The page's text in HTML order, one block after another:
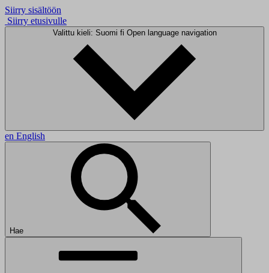
Siirry sisältöön
Siirry etusivulle
Valittu kieli: Suomi fi Open language navigation
en English
Hae